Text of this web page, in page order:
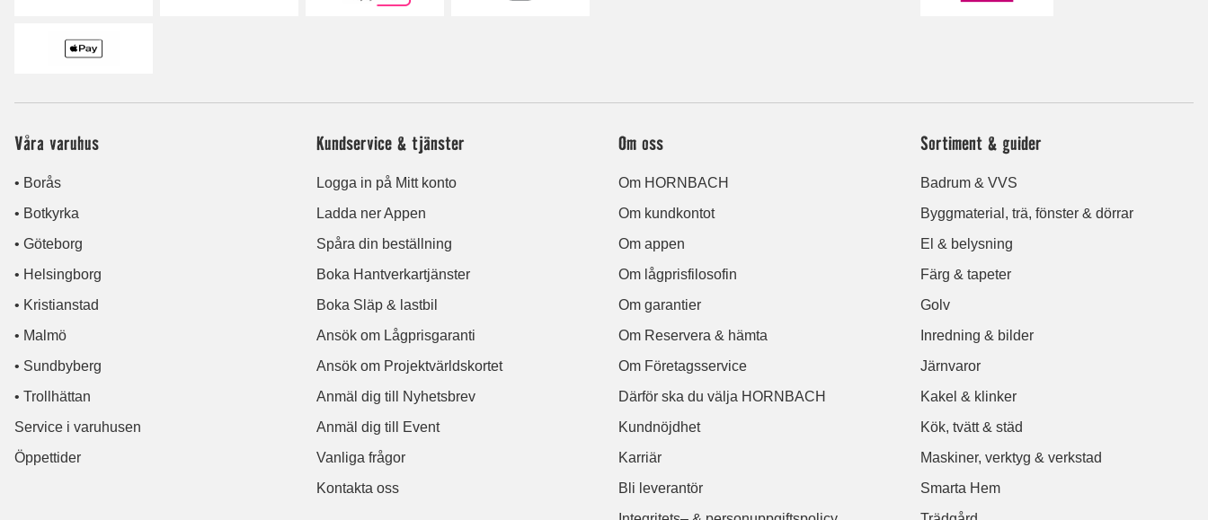
Våra varuhus
• Borås
• Botkyrka
• Göteborg
• Helsingborg
• Kristianstad
• Malmö
• Sundbyberg
• Trollhättan
Service i varuhusen
Öppettider
Kundservice & tjänster
Logga in på Mitt konto
Ladda ner Appen
Spåra din beställning
Boka Hantverkartjänster
Boka Släp & lastbil
Ansök om Lågprisgaranti
Ansök om Projektvärldskortet
Anmäl dig till Nyhetsbrev
Anmäl dig till Event
Vanliga frågor
Kontakta oss
Om oss
Om HORNBACH
Om kundkontot
Om appen
Om lågprisfilosofin
Om garantier
Om Reservera & hämta
Om Företagsservice
Därför ska du välja HORNBACH
Kundnöjdhet
Karriär
Bli leverantör
Sortiment & guider
Badrum & VVS
Byggmaterial, trä, fönster & dörrar
El & belysning
Färg & tapeter
Golv
Inredning & bilder
Järnvaror
Kakel & klinker
Kök, tvätt & städ
Maskiner, verktyg & verkstad
Smarta Hem